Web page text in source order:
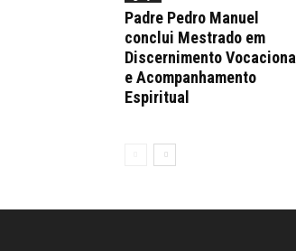
Padre Pedro Manuel
conclui Mestrado em
Discernimento Vocacional
e Acompanhamento
Espiritual